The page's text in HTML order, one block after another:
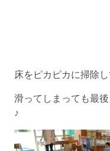
床をピカピカに掃除
滑ってしまっても最
♪